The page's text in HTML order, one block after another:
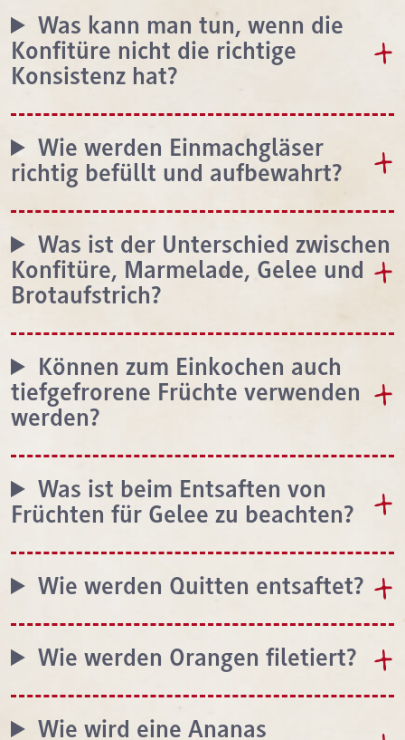
Was kann man tun, wenn die
Konfitüre nicht die richtige
Konsistenz hat?
Wie werden Einmachgläser
richtig befüllt und aufbewahrt?
Was ist der Unterschied zwischen
Konfitüre, Marmelade, Gelee und
Brotaufstrich?
Können zum Einkochen auch
tiefgefrorene Früchte verwenden
werden?
Was ist beim Entsaften von
Früchten für Gelee zu beachten?
Wie werden Quitten entsaftet?
Wie werden Orangen filetiert?
Wie wird eine Ananas